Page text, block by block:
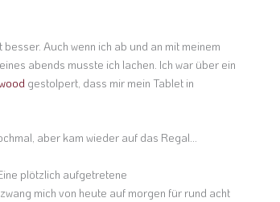
Auch wenn ich ab und an mit meinem
abends musste ich lachen. Ich war über ein
gestolpert, dass mir mein Tablet in
aber kam wieder auf das Regal…
plötzlich aufgetretene
mich von heute auf morgen für rund acht